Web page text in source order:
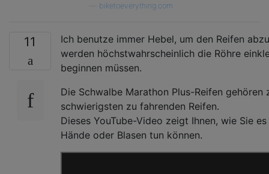
biketoeverything.com
11
Ich benutze immer Hebel, um den Reifen
werden höchstwahrscheinlich die Röhre
beginnen müssen.
Die Schwalbe Marathon Plus-Reifen gehören
schwierigsten zu fahrenden Reifen.
Dieses YouTube-Video zeigt Ihnen, wie Sie
Hände oder Blasen tun können.